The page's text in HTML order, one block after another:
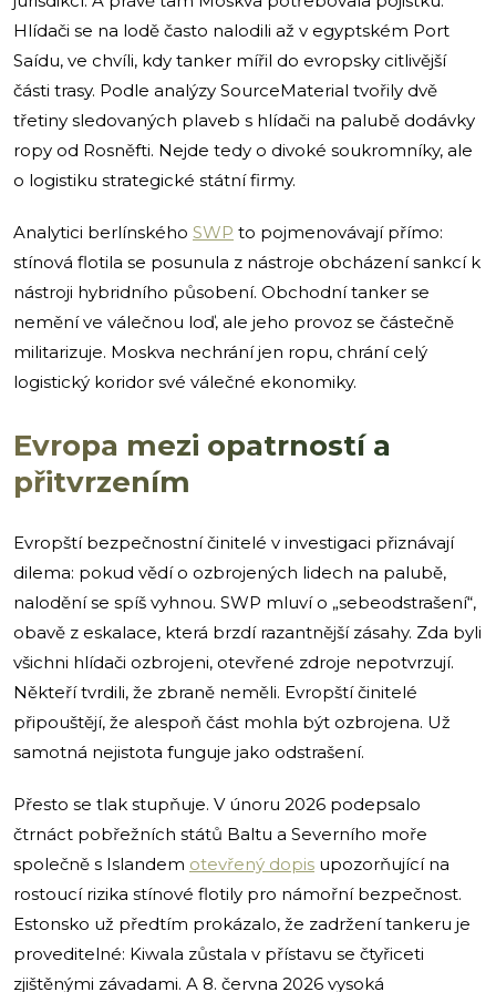
Hlídači se na lodě často nalodili až v egyptském Port
Saídu, ve chvíli, kdy tanker mířil do evropsky citlivější
části trasy. Podle analýzy SourceMaterial tvořily dvě
třetiny sledovaných plaveb s hlídači na palubě dodávky
ropy od Rosněfti. Nejde tedy o divoké soukromníky, ale
o logistiku strategické státní firmy.
Analytici berlínského SWP to pojmenovávají přímo:
stínová flotila se posunula z nástroje obcházení sankcí k
nástroji hybridního působení. Obchodní tanker se
nemění ve válečnou loď, ale jeho provoz se částečně
militarizuje. Moskva nechrání jen ropu, chrání celý
logistický koridor své válečné ekonomiky.
Evropa mezi opatrností a
přitvrzením
Evropští bezpečnostní činitelé v investigaci přiznávají
dilema: pokud vědí o ozbrojených lidech na palubě,
nalodění se spíš vyhnou. SWP mluví o „sebeodstrašení“,
obavě z eskalace, která brzdí razantnější zásahy. Zda byli
všichni hlídači ozbrojeni, otevřené zdroje nepotvrzují.
Někteří tvrdili, že zbraně neměli. Evropští činitelé
připouštějí, že alespoň část mohla být ozbrojena. Už
samotná nejistota funguje jako odstrašení.
Přesto se tlak stupňuje. V únoru 2026 podepsalo
čtrnáct pobřežních států Baltu a Severního moře
společně s Islandem otevřený dopis upozorňující na
rostoucí rizika stínové flotily pro námořní bezpečnost.
Estonsko už předtím prokázalo, že zadržení tankeru je
proveditelné: Kiwala zůstala v přístavu se čtyřiceti
zjištěnými závadami. A 8. června 2026 vysoká